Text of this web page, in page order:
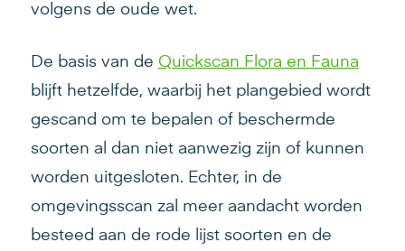
volgens de oude wet.
De basis van de Quickscan Flora en Fauna
blijft hetzelfde, waarbij het plangebied wordt
gescand om te bepalen of beschermde
soorten al dan niet aanwezig zijn of kunnen
worden uitgesloten. Echter, in de
omgevingsscan zal meer aandacht worden
besteed aan de rode lijst soorten en de